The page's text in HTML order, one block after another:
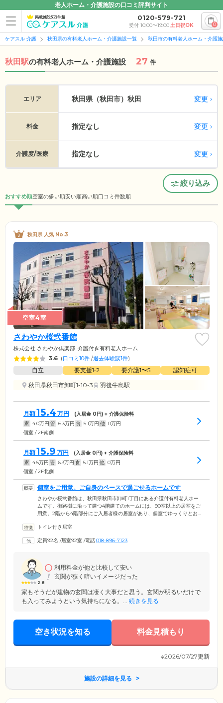
老人ホーム・介護施設の口コミ評判サイト
掲載施設5万件超 0120-579-721
受付 10:00〜19:00土日祝OK 0
ケアスル 介護 秋田県の有料老人ホーム・介護施設一覧 秋田市の有料老人ホーム・介護
秋田駅の有料老人ホーム・介護施設 27 件
エリア 秋田県（秋田市） 秋田 変更
料金 指定なし 変更
介護度/医療 指定なし 変更
絞り込み
おすすめ順空室の多い順安い順高い順口コミ件数順
秋田県 人気 No.3
空室4室
さわやか桜弐番館
株式会社 さわやか倶楽部 介護付き有料老人ホーム
3.6 (口コミ10件 /退去体験談1件)
自立 要支援1•2 要介護1〜5
認知症可
秋田県秋田市卸町1-10-3
羽後牛島駅
月額15.4 万円 (入居金 0円) + 介護保険料
家 4.0万円 管 6.3万円 食 5.1万円 他 0万円
個室 / 2F南側
月額15.9 万円 (入居金 0円) + 介護保険料
家 4.5万円 管 6.3万円 食 5.1万円 他 0万円
個室 / 2F北側
個室をご用意。ご自身のペースで過ごせるホームです
さわやか桜弐番館は、秋田県秋田市卸町1丁目にある介護付有料老人ホー
ムです。街路樹に沿って建つ4階建てのホームには、90室以上の居室をご
用意。2階から4階部分にご入居者様の居室があり、個室でゆっくりとお
歩でお買い物を楽しむご入居者様もいらっしゃいます。ホーム内では、
ご入居者様と交流していただくことも可能です。雑誌や本でいっぱいの
トイレ付き居室
定員92名 /居室92室 /電話018-896-7123
2.8
利用料金が他と比較して安い
玄関が狭く暗いイメージだった
家もそうだが建物の玄関は凄く大事だと思う。玄関が明るいだけで
も入ってみようという気持ちになる。... 続きを見る
空き状況を知る 料金見積もり
※2026/07/27更新
施設の詳細を見る